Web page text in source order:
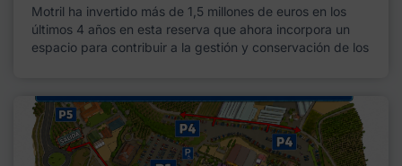
Motril ha invertido más de 1,5 millones de euros en los
últimos 4 años en esta reserva que ahora incorpora un
espacio para contribuir a la gestión y conservación de los